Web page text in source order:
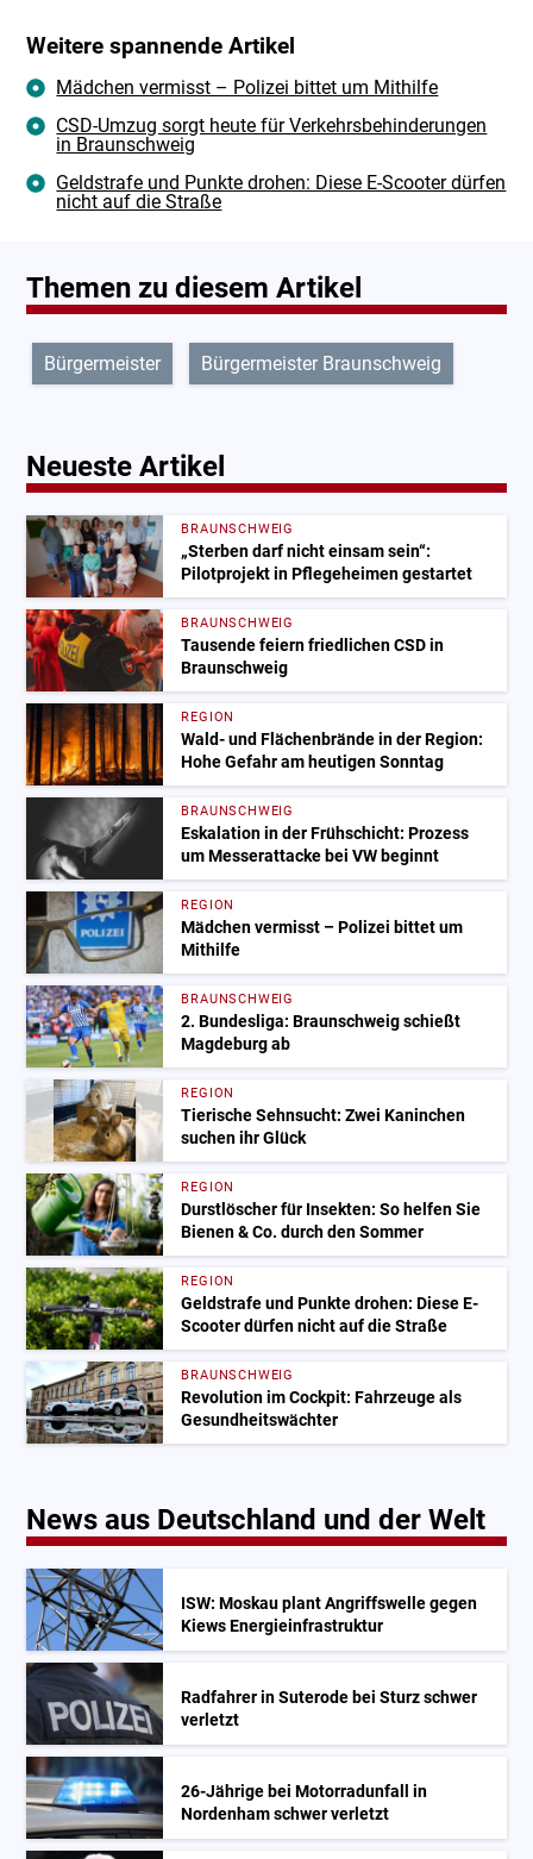
Weitere spannende Artikel
Mädchen vermisst – Polizei bittet um Mithilfe
CSD-Umzug sorgt heute für Verkehrsbehinderungen
in Braunschweig
Geldstrafe und Punkte drohen: Diese E-Scooter dürfen
nicht auf die Straße
Themen zu diesem Artikel
Bürgermeister Bürgermeister Braunschweig
Neueste Artikel
BRAUNSCHWEIG
„Sterben darf nicht einsam sein“:
Pilotprojekt in Pflegeheimen gestartet
BRAUNSCHWEIG
Tausende feiern friedlichen CSD in
Braunschweig
REGION
Wald- und Flächenbrände in der Region:
Hohe Gefahr am heutigen Sonntag
BRAUNSCHWEIG
Eskalation in der Frühschicht: Prozess
um Messerattacke bei VW beginnt
REGION
Mädchen vermisst – Polizei bittet um
Mithilfe
BRAUNSCHWEIG
2. Bundesliga: Braunschweig schießt
Magdeburg ab
REGION
Tierische Sehnsucht: Zwei Kaninchen
suchen ihr Glück
REGION
Durstlöscher für Insekten: So helfen Sie
Bienen & Co. durch den Sommer
REGION
Geldstrafe und Punkte drohen: Diese E-
Scooter dürfen nicht auf die Straße
BRAUNSCHWEIG
Revolution im Cockpit: Fahrzeuge als
Gesundheitswächter
News aus Deutschland und der Welt
ISW: Moskau plant Angriffswelle gegen
Kiews Energieinfrastruktur
Radfahrer in Suterode bei Sturz schwer
verletzt
26-Jährige bei Motorradunfall in
Nordenham schwer verletzt